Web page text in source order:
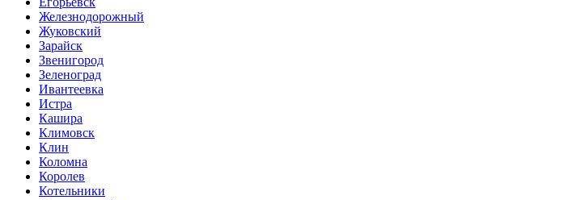
Железнодорожный
Жуковский
Зарайск
Звенигород
Зеленоград
Ивантеевка
Истра
Кашира
Климовск
Клин
Коломна
Королев
Котельники